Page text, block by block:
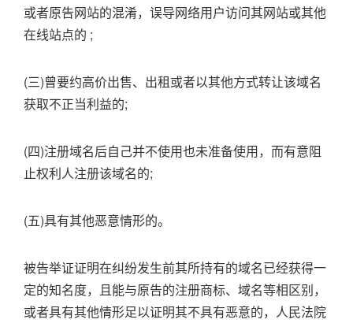
或者原告网站的混淆，误导网络用户访问其网站或其他
在线站点的 ;
(三)曾要约高价出售、出租或者以其他方式转让该域名
获取不正当利益的;
(四)注册域名后自己并不使用也未准备使用，而有意阻
止权利人注册该域名的;
(五)具有其他恶意情形的。
被告举证证明在纠纷发生前其所持有的域名已经获得一
定的知名度，且能与原告的注册商标、域名等相区别，
或者具有其他情形足以证明其不具有恶意的，人民法院